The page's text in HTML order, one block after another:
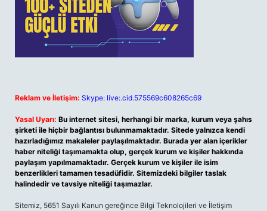
Reklam ve İletişim: Skype: live:.cid.575569c608265c69
Yasal Uyarı: Bu internet sitesi, herhangi bir marka, kurum veya şahıs
şirketi ile hiçbir bağlantısı bulunmamaktadır. Sitede yalnızca kendi
hazırladığımız makaleler paylaşılmaktadır. Burada yer alan içerikler
haber niteliği taşımamakta olup, gerçek kurum ve kişiler hakkında
paylaşım yapılmamaktadır. Gerçek kurum ve kişiler ile isim
benzerlikleri tamamen tesadüfidir. Sitemizdeki bilgiler taslak
halindedir ve tavsiye niteliği taşımazlar.
Sitemiz, 5651 Sayılı Kanun gereğince Bilgi Teknolojileri ve İletişim